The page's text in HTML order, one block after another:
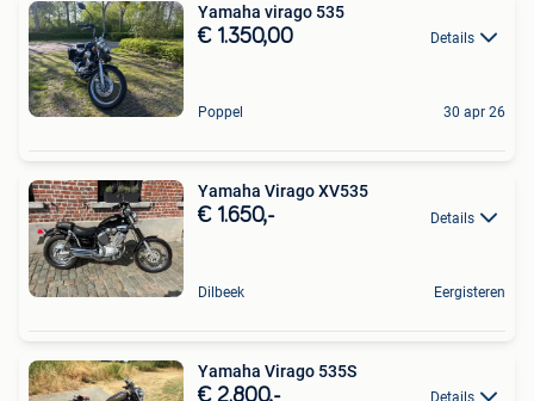
Yamaha virago 535
€ 1.350,00 Details
Poppel 30 apr 26
Yamaha Virago XV535
€ 1.650,- Details
Dilbeek Eergisteren
Yamaha Virago 535S
€ 2.800,- Details